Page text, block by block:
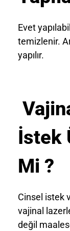
Evet
temizlenir.
yapılır.
İstek
Mi ?
Cinsel istek
vajinal
değil